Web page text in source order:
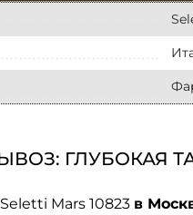
ГЛУБОКАЯ
Mars 10823 в